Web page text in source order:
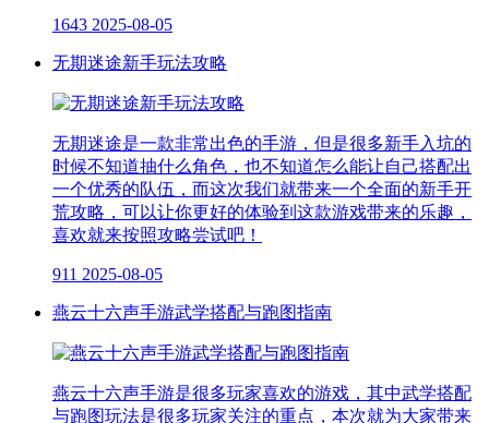
1643 2025-08-05
无期迷途新手玩法攻略
无期迷途是一款非常出色的手游，但是很多新手入坑的
时候不知道抽什么角色，也不知道怎么能让自己搭配出
一个优秀的队伍，而这次我们就带来一个全面的新手开
荒攻略，可以让你更好的体验到这款游戏带来的乐趣，
喜欢就来按照攻略尝试吧！
911 2025-08-05
燕云十六声手游武学搭配与跑图指南
燕云十六声手游是很多玩家喜欢的游戏，其中武学搭配
与跑图玩法是很多玩家关注的重点，本次就为大家带来